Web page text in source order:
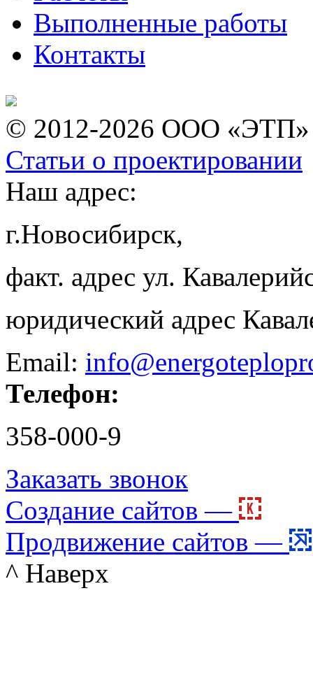
Выполненные работы
Контакты
© 2012-2026 ООО «ЭТП»
Статьи о проектировании
Наш адрес:
г.Новосибирск,
факт. адрес ул.
юридический адрес
Email:
Телефон:
358-000-9
Заказать звонок
Создание сайтов —
Продвижение сайтов —
^ Наверх